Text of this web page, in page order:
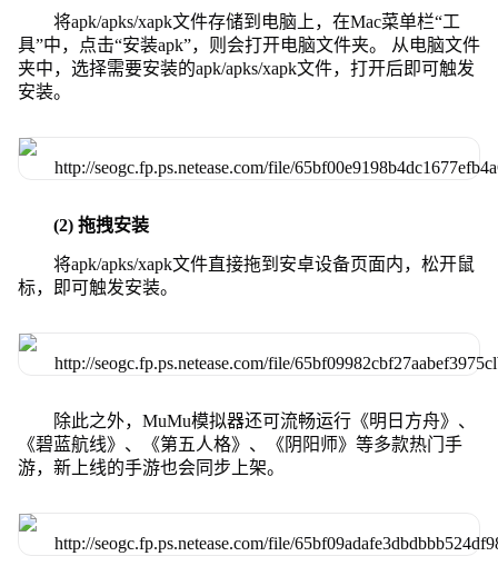
将apk/apks/xapk文件存储到电脑上，在Mac菜单栏“工
具”中，点击“安装apk”，则会打开电脑文件夹。 从电脑文件
夹中，选择需要安装的apk/apks/xapk文件，打开后即可触发
安装。
(2) 拖拽安装
将apk/apks/xapk文件直接拖到安卓设备页面内，松开鼠
标，即可触发安装。
除此之外，MuMu模拟器还可流畅运行《明日方舟》、
《碧蓝航线》、《第五人格》、《阴阳师》等多款热门手
游，新上线的手游也会同步上架。